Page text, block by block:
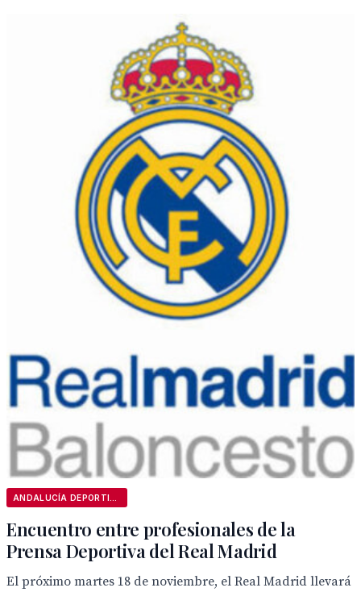
Encuentro entre profesionales de la
Prensa Deportiva del Real Madrid
El próximo martes 18 de noviembre, el Real Madrid llevará